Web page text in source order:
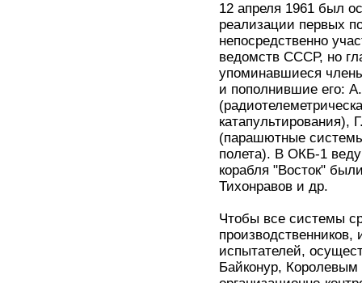
12 апреля 1961 был
реализации первых
непосредственно
ведомств СССР, но
упоминавшиеся
и пополнившие его:
(парашютные
полета). В ОКБ-1
корабля "Восток"
Тихонравов и др.
Чтобы все системы
производственников,
испытателей,
Байконур,